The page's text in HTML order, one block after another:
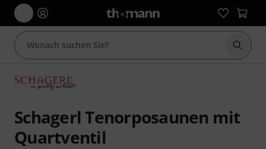
Suche
Schagerl Tenorposaunen mit
Quartventil